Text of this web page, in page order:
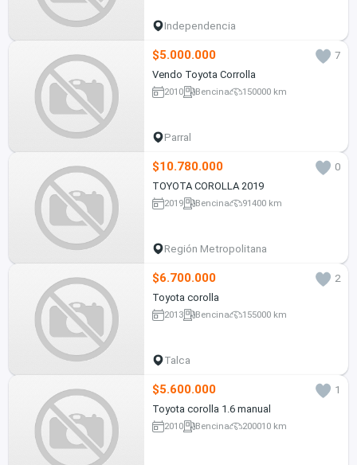
Independencia
$5.000.000
7
Vendo Toyota Corrolla
2010 Bencina 150000 km
Parral
$10.780.000
0
TOYOTA COROLLA 2019
2019 Bencina 91400 km
Región Metropolitana
$6.700.000
2
Toyota corolla
2013 Bencina 155000 km
Talca
$5.600.000
1
Toyota corolla 1.6 manual
2010 Bencina 200010 km